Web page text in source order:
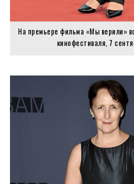
На премьере фильма «Мы верили»
кинофестиваля, 7